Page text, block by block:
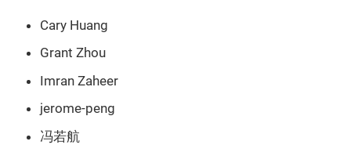
Cary Huang
Grant Zhou
Imran Zaheer
jerome-peng
冯若航